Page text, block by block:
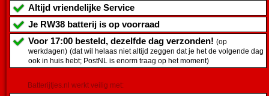
Altijd vriendelijke Service
Je RW38 batterij is op voorraad
Voor 17:00 besteld, dezelfde dag verzonden! (op
werkdagen) (dat wil helaas niet altijd zeggen dat je het de volgende dag
ook in huis hebt; PostNL is enorm traag op het moment)
Batterijtjes.nl werkt veilig met: